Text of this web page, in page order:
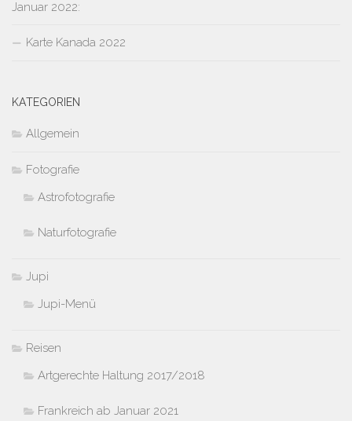
Januar 2022:
Karte Kanada 2022
KATEGORIEN
Allgemein
Fotografie
Astrofotografie
Naturfotografie
Jupi
Jupi-Menü
Reisen
Artgerechte Haltung 2017/2018
Frankreich ab Januar 2021